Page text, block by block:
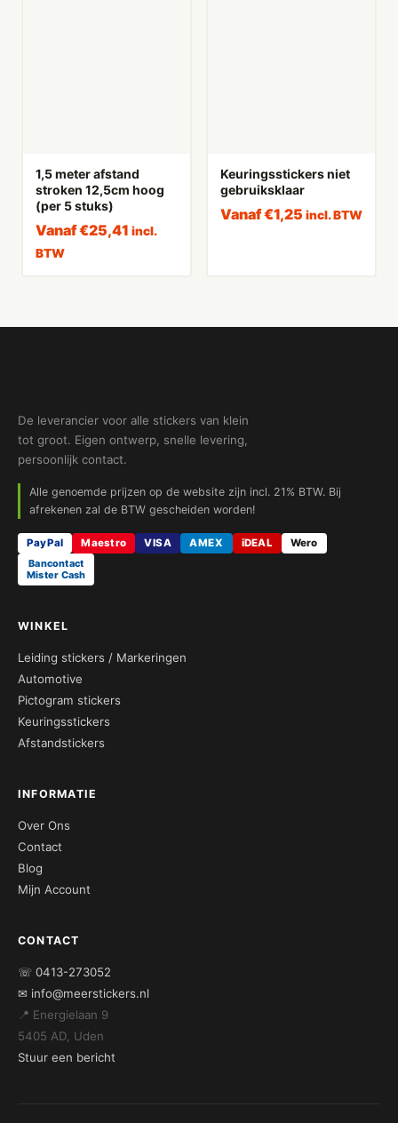
1,5 meter afstand
stroken 12,5cm hoog
(per 5 stuks)
Vanaf€25,41 incl.
BTW
Keuringsstickers niet
gebruiksklaar
Vanaf€1,25 incl. BTW
De leverancier voor alle stickers van klein
tot groot. Eigen ontwerp, snelle levering,
persoonlijk contact.
Alle genoemde prijzen op de website zijn incl. 21% BTW. Bij
afrekenen zal de BTW gescheiden worden!
PayPal Maestro VISA AMEX iDEAL
Wero
Bancontact
Mister Cash
WINKEL
Leiding stickers / Markeringen
Automotive
Pictogram stickers
Keuringsstickers
Afstandstickers
INFORMATIE
Over Ons
Contact
Blog
Mijn Account
CONTACT
☏ 0413-273052
✉ info@meerstickers.nl
📍 Energielaan 9
5405 AD, Uden
Stuur een bericht